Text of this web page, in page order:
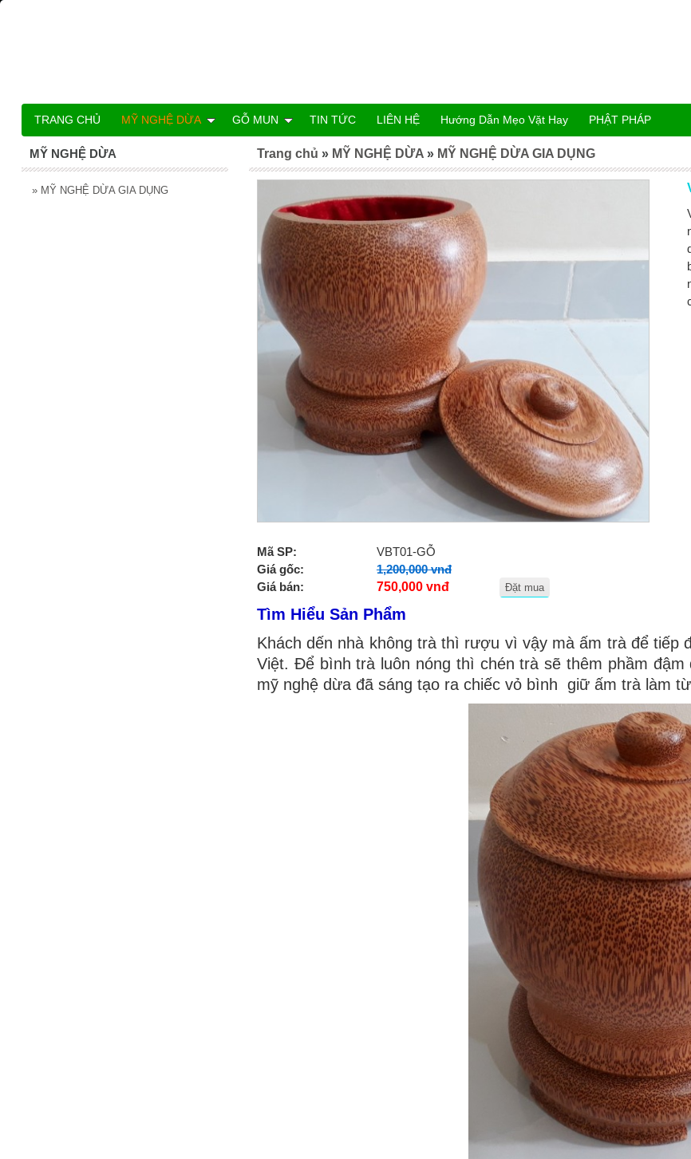
Mã SP:
VBT01-GỖ
Giá gốc:
1,200,000 vnđ
Giá bán:
750,000 vnđ Đặt mua
Tìm Hiểu Sản Phẩm
Khách dến nhà không trà thì rượu vì vậy mà ấm trà để tiếp
Việt. Để bình trà luôn nóng thì chén trà sẽ thêm phầm
mỹ nghệ dừa đã sáng tạo ra chiếc vỏ bình giữ ấm trà làm
Trang chủ » MỸ NGHỆ DỪA » MỸ NGHỆ DỪA GIA DỤNG
MỸ NGHỆ DỪA
» MỸ NGHỆ DỪA GIA DỤNG
TRANG CHỦ MỸ NGHỆ DỪA GỖ MUN TIN TỨC LIÊN HỆ Hướng Dẫn Mẹo Vặt Hay PHẬT PHÁP